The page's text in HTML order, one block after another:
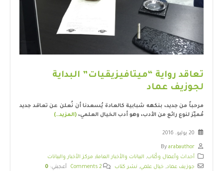
تعاقد رواية “ميتافيزيقيات” البداية
لجوزيف عماد
مرحباً من جديد، بنكهه شبابية كالعادة يُسعدنا أن نُعلن عن تعاقد جديد
مُميّز لنوع رائع من الأدب، وهو أدب الخيال العلمي، (المزيد…)
20 يوليو، 2016
Byarabauthor
أحداث وأعمال وكُتاب, البيانات والأخبار العامة, مركز الأخبار والبيانات
جوزيف عماد, خيال علمي, نشر كتاب 2 Comments أعجبني:0